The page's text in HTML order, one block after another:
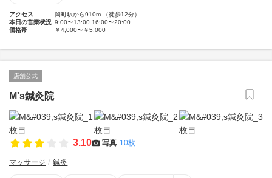
アクセス
岡町駅から910m （徒歩12分）
本日の営業状況 9:00〜13:00 16:00〜20:00
価格帯
￥4,000〜￥5,000
店舗公式
M's鍼灸院
3.10 写真 10枚
マッサージ 鍼灸